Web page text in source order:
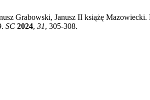
Grabowski, Janusz II książę
SC 2024, 31, 305-308.